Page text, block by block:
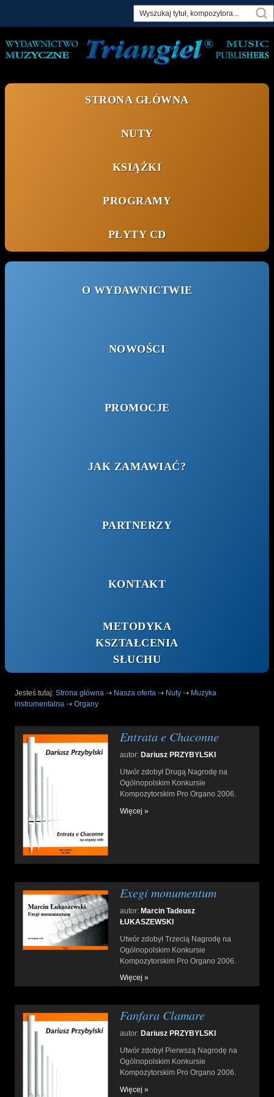
content
STRONA GŁÓWNA
NUTY
KSIĄŻKI
PROGRAMY
PŁYTY CD
O WYDAWNICTWIE
NOWOŚCI
PROMOCJE
JAK ZAMAWIAĆ?
PARTNERZY
KONTAKT
METODYKA
KSZTAŁCENIA
SŁUCHU
Jesteś tutaj: Strona główna ⇢ Nasza oferta ⇢ Nuty ⇢ Muzyka
instrumentalna ⇢ Organy
Entrata e Chaconne
autor: Dariusz PRZYBYLSKI
Utwór zdobył Drugą Nagrodę na
Ogólnopolskim Konkursie
Kompozytorskim Pro Organo 2006.
Więcej »
Exegi monumentum
autor: Marcin Tadeusz
ŁUKASZEWSKI
Utwór zdobył Trzecią Nagrodę na
Ogólnopolskim Konkursie
Kompozytorskim Pro Organo 2006.
Więcej »
Fanfara Clamare
autor: Dariusz PRZYBYLSKI
Utwór zdobył Pierwszą Nagrodę na
Ogólnopolskim Konkursie
Kompozytorskim Pro Organo 2006.
Więcej »